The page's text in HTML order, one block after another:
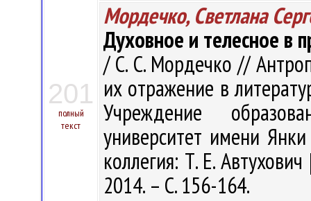
201
полный
текст
Мордечко, Светлана
Духовное и телесное в
/ С. С. Мордечко //
их отражение в
Учреждение
университет имени
коллегия: Т. Е.
2014. – С. 156-164.